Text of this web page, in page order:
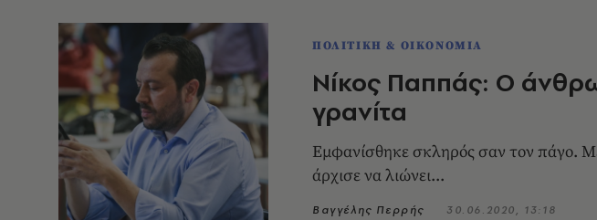
ΠΟΛΙΤΙΚΗ & ΟΙΚΟΝΟΜΙΑ
Νίκος Παππάς: O
γρανίτα
Εμφανίσθηκε σκληρός σαν τον πάγο.
άρχισε να λιώνει...
Βαγγέλης Περρής 30.06.2020, 13:18